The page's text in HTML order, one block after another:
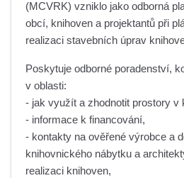
(MCVRK) vzniklo jako odborná
obcí, knihoven a projektantů při
realizaci stavebních úprav
Poskytuje odborné poradenství,
v oblasti:
- jak využít a zhodnotit prostory v
- informace k financování,
- kontakty na ověřené výrobce a
knihovnického nábytku a
realizaci knihoven,